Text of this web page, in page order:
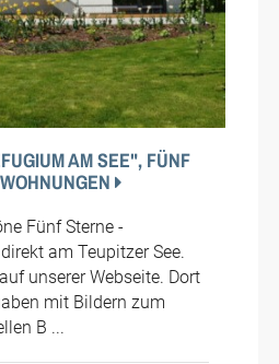
AM SEE", FÜNF
Fünf Sterne -
am Teupitzer See.
unserer Webseite. Dort
mit Bildern zum
B ...